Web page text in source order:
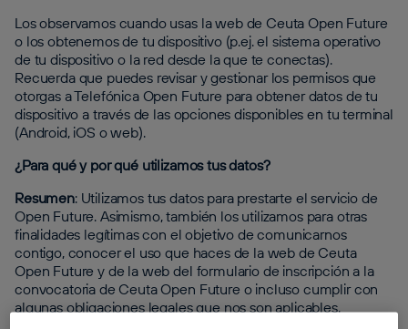
Los observamos cuando usas la web de Ceuta Open Future
o los obtenemos de tu dispositivo (p.ej. el sistema operativo
de tu dispositivo o la red desde la que te conectas).
Recuerda que puedes revisar y gestionar los permisos que
otorgas a Telefónica Open Future para obtener datos de tu
dispositivo a través de las opciones disponibles en tu terminal
(Android, iOS o web).
¿Para qué y por qué utilizamos tus datos?
Resumen: Utilizamos tus datos para prestarte el servicio de
Open Future. Asimismo, también los utilizamos para otras
finalidades legítimas con el objetivo de comunicarnos
contigo, conocer el uso que haces de la web de Ceuta
Open Future y de la web del formulario de inscripción a la
convocatoria de Ceuta Open Future o incluso cumplir con
algunas obligaciones legales que nos son aplicables.